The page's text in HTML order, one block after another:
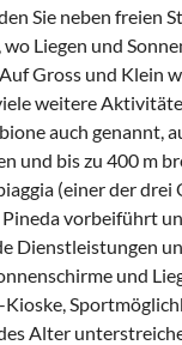
Sie neben freien
Liegen und
Gross und Klein
weitere
auch genannt,
und bis zu 400 m
(einer der drei
vorbeiführt
Dienstleistungen
und
Kioske,
Alter